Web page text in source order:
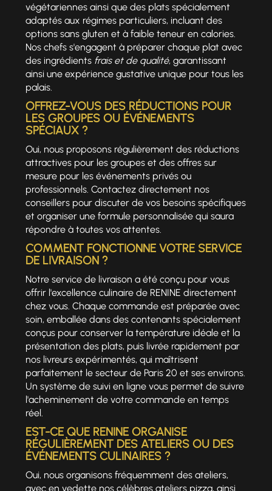
végétariennes ainsi que des plats spécialement
adaptés aux régimes particuliers, incluant des
options sans gluten et à faible teneur en calories.
Nos chefs s'engagent à préparer chaque plat avec
des ingrédients frais et de qualité, garantissant
ainsi une expérience gustative unique pour tous les
palais.
OFFREZ-VOUS DES RÉDUCTIONS POUR
LES GROUPES OU ÉVÉNEMENTS
SPÉCIAUX ?
Oui, nous proposons régulièrement des réductions
attractives pour les groupes et des offres sur
mesure pour les événements privés ou
professionnels. Contactez directement nos
conseillers pour discuter de vos besoins spécifiques
et organiser une formule personnalisée qui saura
répondre à toutes vos attentes.
COMMENT FONCTIONNE VOTRE SERVICE
DE LIVRAISON ?
Notre service de livraison a été conçu pour vous
offrir l'excellence culinaire de RENINE directement
chez vous. Chaque commande est préparée avec
soin, emballée dans des contenants spécialement
conçus pour conserver la température idéale et la
présentation des plats, puis livrée rapidement par
nos livreurs expérimentés, qui maîtrisent
parfaitement le secteur de Paris 20 et ses environs.
Un système de suivi en ligne vous permet de suivre
l'acheminement de votre commande en temps
réel.
EST-CE QUE RENINE ORGANISE
RÉGULIÈREMENT DES ATELIERS OU DES
ÉVÉNEMENTS CULINAIRES ?
Oui, nous organisons fréquemment des ateliers,
avec en vedette nos célèbres ateliers pizza, ainsi